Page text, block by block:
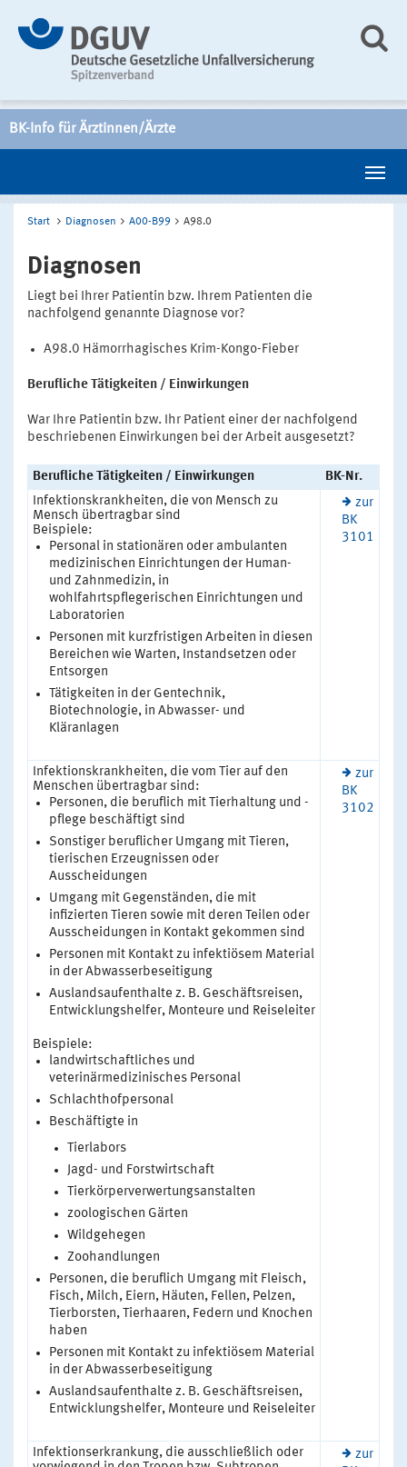
BK-Info für Ärztinnen/Ärzte
Start Diagnosen A00-B99 A98.0
Diagnosen
Liegt bei Ihrer Patientin bzw. Ihrem Patienten die
nachfolgend genannte Diagnose vor?
A98.0 Hämorrhagisches Krim-Kongo-Fieber
Berufliche Tätigkeiten / Einwirkungen
War Ihre Patientin bzw. Ihr Patient einer der nachfolgend
beschriebenen Einwirkungen bei der Arbeit ausgesetzt?
Berufliche Tätigkeiten / Einwirkungen
BK-Nr.
Infektionskrankheiten, die von Mensch zu
Mensch übertragbar sind
Beispiele:
Personal in stationären oder ambulanten
medizinischen Einrichtungen der Human-
und Zahnmedizin, in
wohlfahrtspflegerischen Einrichtungen und
Laboratorien
Personen mit kurzfristigen Arbeiten in diesen
Bereichen wie Warten, Instandsetzen oder
Entsorgen
Tätigkeiten in der Gentechnik,
Biotechnologie, in Abwasser- und
Kläranlagen
zur
BK
3101
Infektionskrankheiten, die vom Tier auf den
Menschen übertragbar sind:
Personen, die beruflich mit Tierhaltung und -
pflege beschäftigt sind
Sonstiger beruflicher Umgang mit Tieren,
tierischen Erzeugnissen oder
Ausscheidungen
Umgang mit Gegenständen, die mit
infizierten Tieren sowie mit deren Teilen oder
Ausscheidungen in Kontakt gekommen sind
Personen mit Kontakt zu infektiösem Material
in der Abwasserbeseitigung
Auslandsaufenthalte z. B. Geschäftsreisen,
Entwicklungshelfer, Monteure und Reiseleiter
Beispiele:
landwirtschaftliches und
veterinärmedizinisches Personal
Schlachthofpersonal
Beschäftigte in
Tierlabors
Jagd- und Forstwirtschaft
Tierkörperverwertungsanstalten
zoologischen Gärten
Wildgehegen
Zoohandlungen
Personen, die beruflich Umgang mit Fleisch,
Fisch, Milch, Eiern, Häuten, Fellen, Pelzen,
Tierborsten, Tierhaaren, Federn und Knochen
haben
Personen mit Kontakt zu infektiösem Material
in der Abwasserbeseitigung
Auslandsaufenthalte z. B. Geschäftsreisen,
Entwicklungshelfer, Monteure und Reiseleiter
zur
BK
3102
Infektionserkrankung, die ausschließlich oder
zur